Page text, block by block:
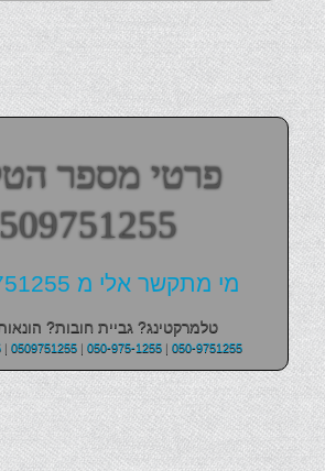
פרטי מספר
מי מתקשר אלי מ 050-9751255?
טלמרקטינג? גביית חובות?
| 0509751255| 050-975-1255| 050-9751255